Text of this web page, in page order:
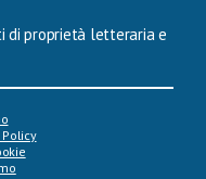
di proprietà letteraria e
Policy